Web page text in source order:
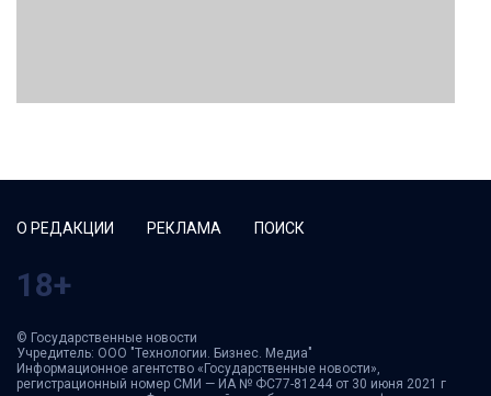
О РЕДАКЦИИ РЕКЛАМА ПОИСК
18+
© Государственные новости
Учредитель: ООО "Технологии. Бизнес. Медиа"
Информационное агентство «Государственные новости»,
регистрационный номер СМИ — ИА № ФС77-81244 от 30 июня 2021 г